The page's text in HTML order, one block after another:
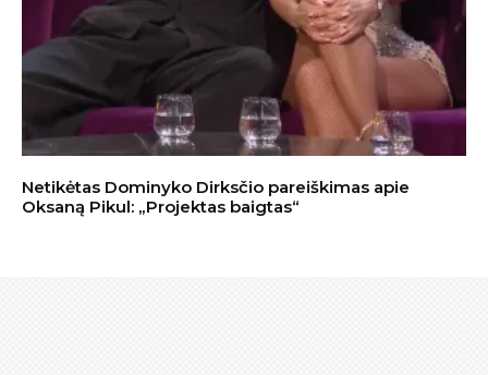
Netikėtas Dominyko Dirksčio pareiškimas apie
Oksaną Pikul: „Projektas baigtas“